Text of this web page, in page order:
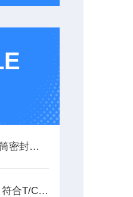
预灌封注射器护帽与套筒密封性测试仪在药典标准下的应用解析
泡罩包装密封性测试仪 符合T/CNPPA 3027标准的密封性能检测设备